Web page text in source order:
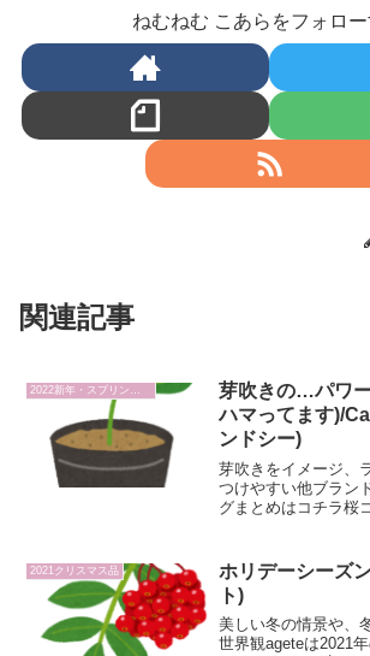
ねむねむ こあらをフォロー
関連記事
2022新年・スプリング品
芽吹きの…パワ
ハマってます)/
ンドシー)
芽吹きをイメージ、
つけやすい他ブラン
グまとめはコチラ桜
き-をテーマにした商
桜コレクショ...
2021クリスマス品
ホリデーシーズ
ト)
美しい冬の情景や、
世界観ageteは2021